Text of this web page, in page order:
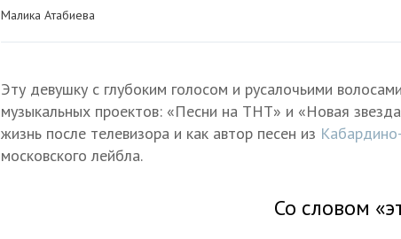
Малика Атабиева
Эту девушку с глубоким голосом и русалочьими
музыкальных проектов: «Песни на ТНТ» и «Новая
жизнь после телевизора и как автор песен из
московского лейбла.
Со словом